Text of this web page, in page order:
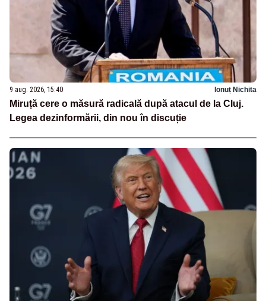
9 aug. 2026, 15:40 Ionuț Nichita
Miruță cere o măsură radicală după atacul de la Cluj.
Legea dezinformării, din nou în discuție